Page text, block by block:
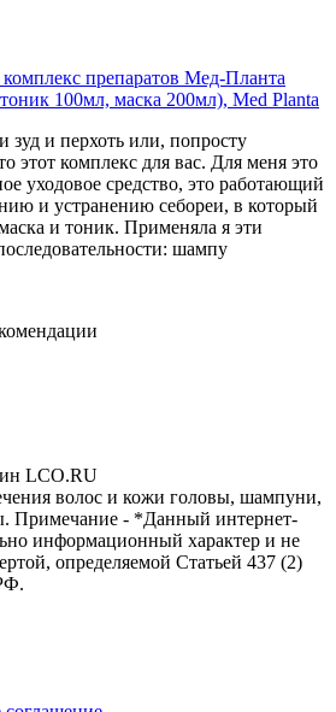
препаратов Мед-Планта
100мл, маска 200мл), Med Planta
зуд и перхоть или, попросту
этот комплекс для вас. Для меня это
уходовое средство, это работающий
и устранению себореи, в который
и тоник. Применяла я эти
шампу
LCO.RU
волос и кожи головы, шампуни,
Примечание - *Данный интернет-
информационный характер и не
определяемой Статьей 437 (2)